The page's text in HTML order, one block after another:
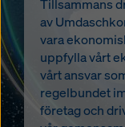
Tillsammans
av
vara
uppfylla vårt
vårt ansvar
regelbundet
företag och